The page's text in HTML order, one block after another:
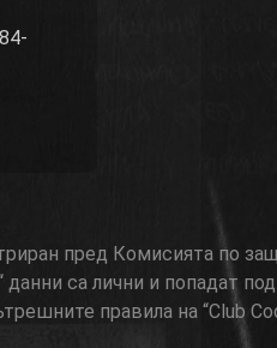
пред Комисията по
данни са лични и попадат
правила на “Club